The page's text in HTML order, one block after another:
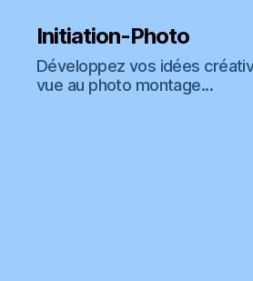
Initiation-Photo
Développez vos idées
vue au photo montage...